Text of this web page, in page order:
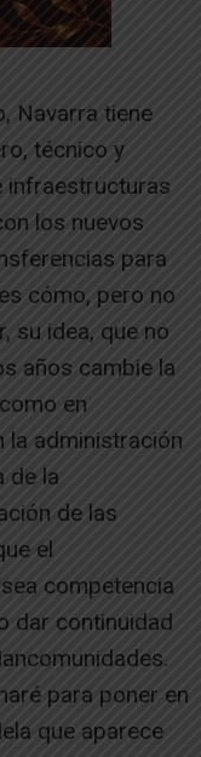
Navarra tiene
técnico y
infraestructuras
los nuevos
para
cómo, pero no
su idea, que no
años cambie la
en
la administración
de la
de las
el
competencia
dar continuidad
para poner en
que aparece